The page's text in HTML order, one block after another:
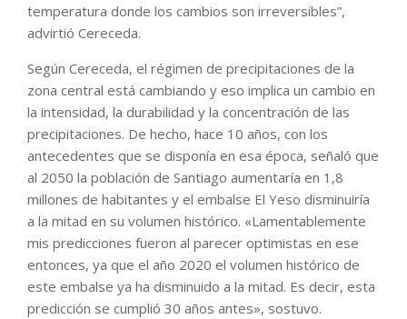
temperatura donde los cambios son irreversibles”,
advirtió Cereceda.
Según Cereceda, el régimen de precipitaciones de la
zona central está cambiando y eso implica un cambio en
la intensidad, la durabilidad y la concentración de las
precipitaciones. De hecho, hace 10 años, con los
antecedentes que se disponía en esa época, señaló que
al 2050 la población de Santiago aumentaría en 1,8
millones de habitantes y el embalse El Yeso disminuiría
a la mitad en su volumen histórico. «Lamentablemente
mis predicciones fueron al parecer optimistas en ese
entonces, ya que el año 2020 el volumen histórico de
este embalse ya ha disminuido a la mitad. Es decir, esta
predicción se cumplió 30 años antes», sostuvo.